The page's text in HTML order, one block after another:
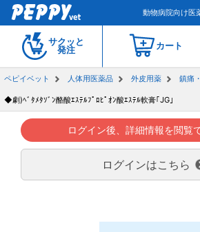
動物病院向け医
サクッと
発注
カート
ペピイベット 人体用医薬品 外皮用薬 鎮痛
◆劇)ﾍﾞﾀﾒﾀｿﾞﾝ酪酸ｴｽﾃﾙﾌﾟﾛﾋﾟｵﾝ酸ｴｽﾃﾙ軟膏｢JG｣
ログイン後、詳細情報を閲覧
ログインはこちら